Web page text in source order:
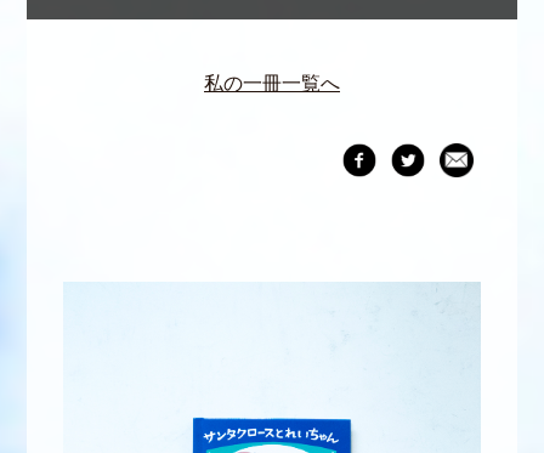
私の一冊一覧へ